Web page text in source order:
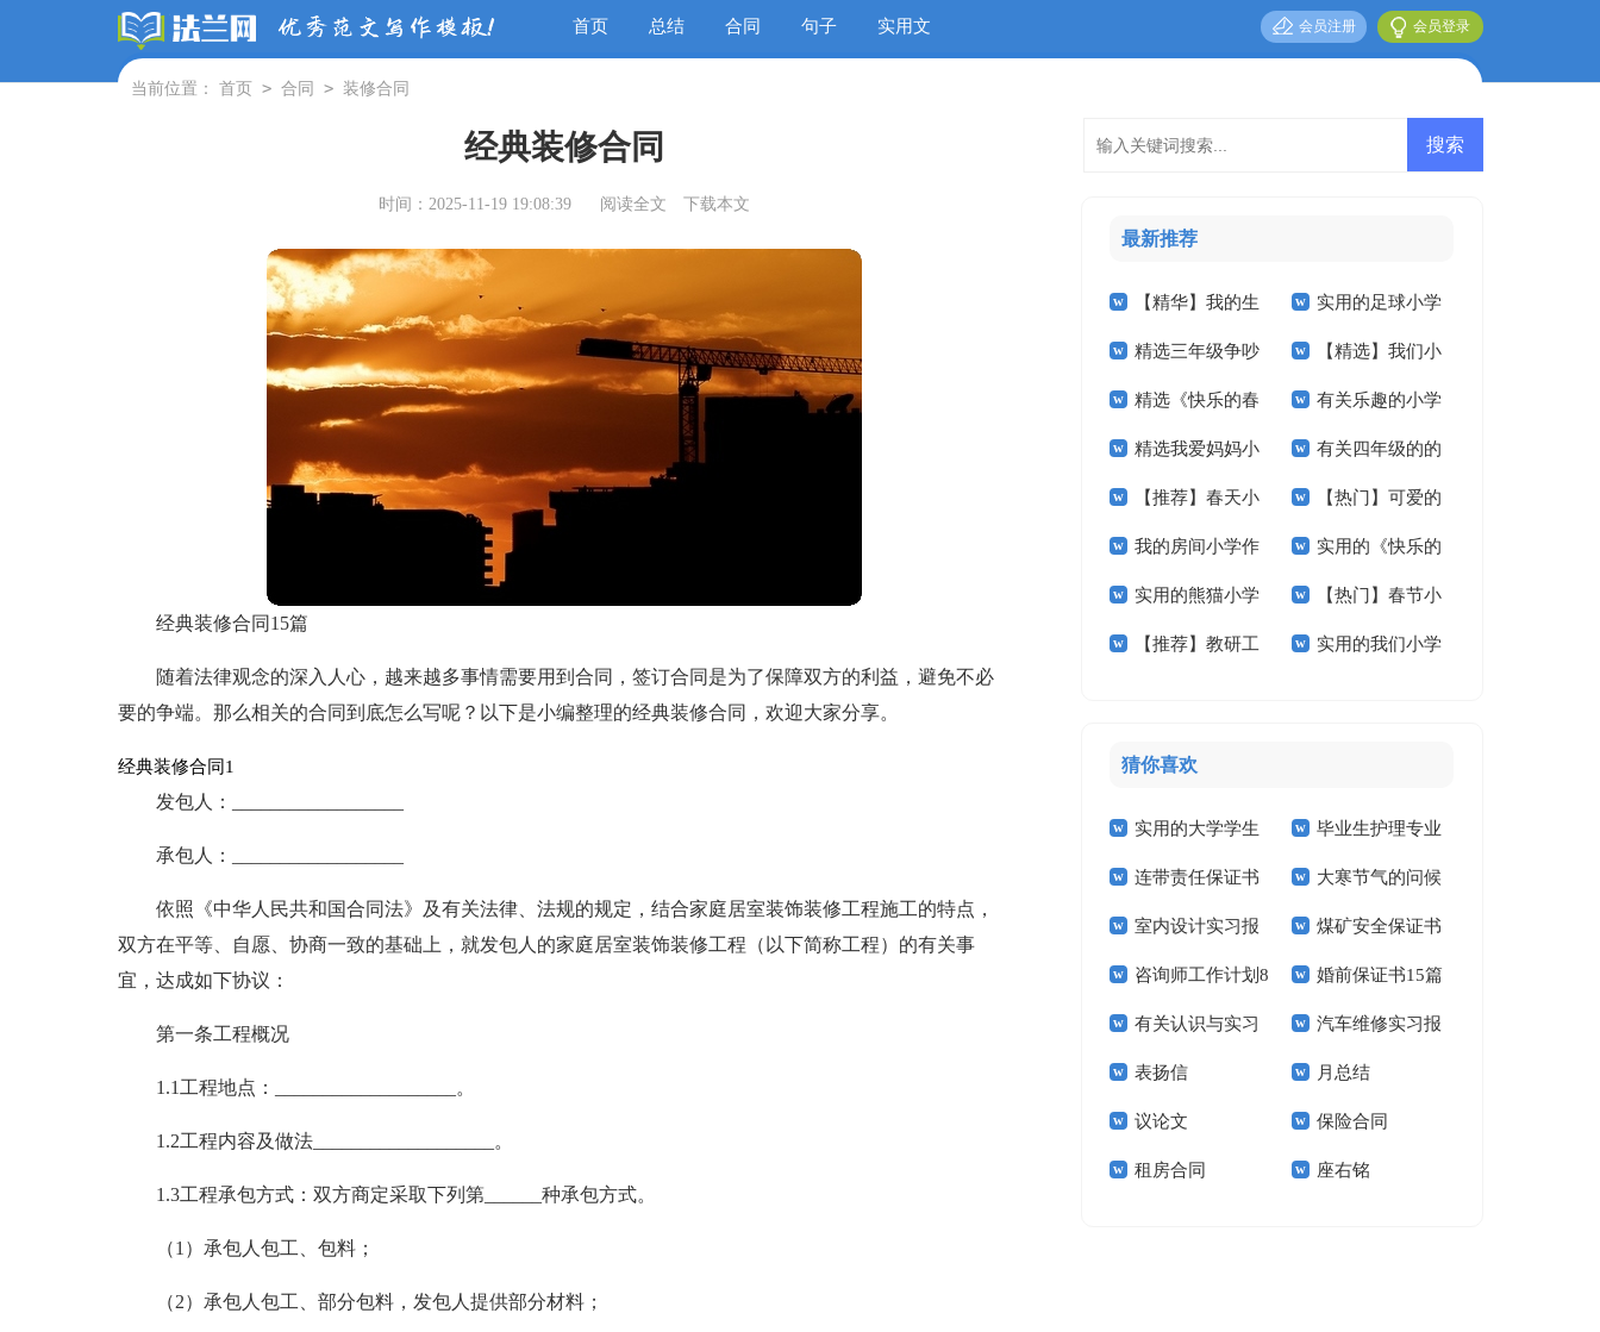
首页 总结 合同 句子 实用文 会员登录
会员注册
当前位置： 首页 > 合同 > 装修合同
经典装修合同
时间：2025-11-19 19:08:39 阅读全文 下载本文
经典装修合同15篇
随着法律观念的深入人心，越来越多事情需要用到合同，签订合同是为了保障双方的利益，避免不必
要的争端。那么相关的合同到底怎么写呢？以下是小编整理的经典装修合同，欢迎大家分享。
经典装修合同1
发包人：__________________
承包人：__________________
依照《中华人民共和国合同法》及有关法律、法规的规定，结合家庭居室装饰装修工程施工的特点，
双方在平等、自愿、协商一致的基础上，就发包人的家庭居室装饰装修工程（以下简称工程）的有关事
宜，达成如下协议：
第一条工程概况
1.1工程地点：___________________。
1.2工程内容及做法___________________。
1.3工程承包方式：双方商定采取下列第______种承包方式。
（1）承包人包工、包料；
（2）承包人包工、部分包料，发包人提供部分材料；
最新推荐
【精华】我的生
活小学作文四篇
实用的足球小学
作文合集八篇
精选三年级争吵
作文300字四篇
【精选】我们小
学作文300字六篇
精选《快乐的春
节》小学作文合集九
篇
有关乐趣的小学
作文合集10篇
精选我爱妈妈小
学作文4篇
有关四年级的的
暑假作文3篇
【推荐】春天小
学作文十篇
【热门】可爱的
小学作文300字3篇
我的房间小学作
文汇编5篇
实用的《快乐的
春节》小学作文3篇
实用的熊猫小学
作文合集五篇
【热门】春节小
学作文400字四篇
【推荐】教研工 实用的我们小学
猜你喜欢
实用的大学学生
实习报告范文锦集六
篇
毕业生护理专业
求职信精选15篇
连带责任保证书 大寒节气的问候
祝福语
室内设计实习报
告汇编15篇
煤矿安全保证书
(15篇)
咨询师工作计划8
篇
婚前保证书15篇
有关认识与实习
报告模板集锦十篇
汽车维修实习报
告(汇编15篇)
表扬信 月总结
议论文 保险合同
租房合同 座右铭